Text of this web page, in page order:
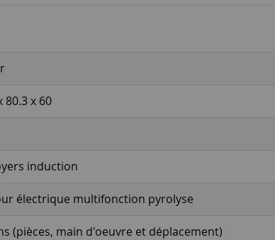
80.3 x 60
induction
électrique multifonction pyrolyse
(pièces, main d'oeuvre et déplacement)